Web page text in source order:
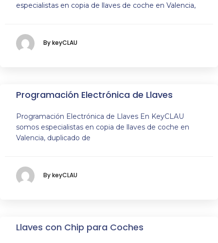
especialistas en copia de llaves de coche en Valencia,
By keyCLAU
Programación Electrónica de Llaves
Programación Electrónica de Llaves En KeyCLAU
somos especialistas en copia de llaves de coche en
Valencia, duplicado de
By keyCLAU
Llaves con Chip para Coches